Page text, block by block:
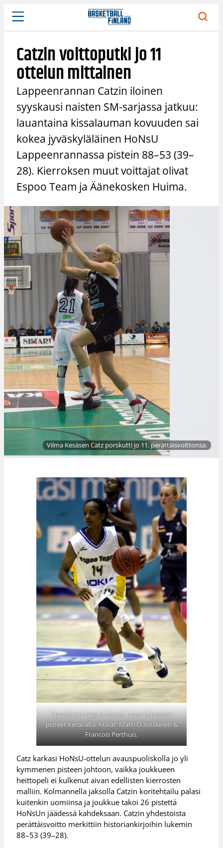
Siirry
sisältöön
Catzin voittoputki jo 11
ottelun mittainen
Lappeenrannan Catzin iloinen
syyskausi naisten SM-sarjassa jatkuu:
lauantaina kissalauman kovuuden sai
kokea jyväskyläläinen HoNsU
Lappeenrannassa pistein 88–53 (39–
28). Kierroksen muut voittajat olivat
Espoo Team ja Äänekosken Huima.
Vilma Kesäsen Catz porskutti jo 11. perättäisvoittonsa.
Special Jennings ja Espoo Team kalastivat
pisteet Keravalta. Kuvat: Matti O. Koskinen &
Francois Perthuis.
Catz karkasi HoNsU-ottelun avauspuoliskolla jo yli
kymmenen pisteen johtoon, vaikka joukkueen
heittopeli ei kulkenut aivan edellisten kierrosten
malliin. Kolmannella jaksolla Catzin koritehtailu palasi
kuitenkin uomiinsa ja joukkue takoi 26 pistettä
HoNsUn jäädessä kahdeksaan. Catzin yhdestoista
perättäisvoitto merkittiin historiankirjoihin lukemin
88–53 (39–28).